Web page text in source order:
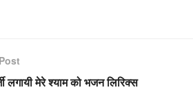
लगायी मेरे श्याम को भजन लिरिक्स